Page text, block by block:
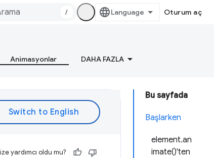
/ Oturum aç
Animasyonlar DAHA FAZLA
Bu sayfada
Başlarken
element.an
imate()'ten
yardımcı oldu mu?